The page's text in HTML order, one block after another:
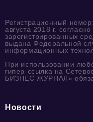
Регистрационный
августа 2018 г.
зарегистрированных
выдана Федеральной
информационных
При использовании
гипер-ссылка на
БИЗНЕС ЖУРНАЛ»
Новости